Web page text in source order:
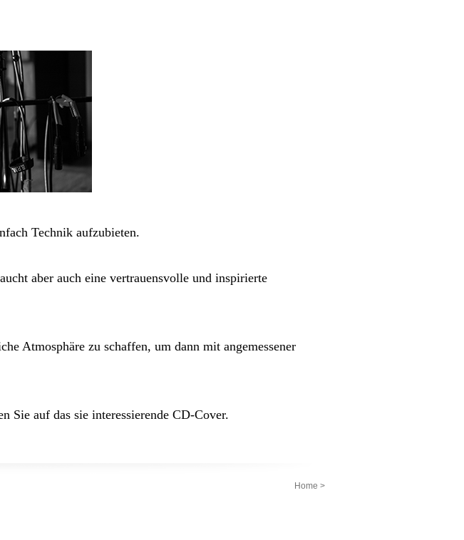
Technik aufzubieten.
aber auch eine vertrauensvolle und inspirierte
Atmosphäre zu schaffen, um dann mit angemessener
Sie auf das sie interessierende CD-Cover.
Home >